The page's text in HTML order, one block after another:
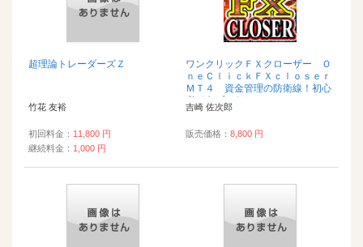
超理論トレーダーズＺ
竹花 友裕
初回料金： 11,800 円
継続料金： 1,000 円
ワンクリックＦＸクローザー Ｏ
ｎｅＣｌｉｃｋＦＸｃｌｏｓｅｒ
ＭＴ４ 資金管理の防衛線！初心
者でもプロトレ...
吉崎 佐次郎
販売価格： 8,800 円